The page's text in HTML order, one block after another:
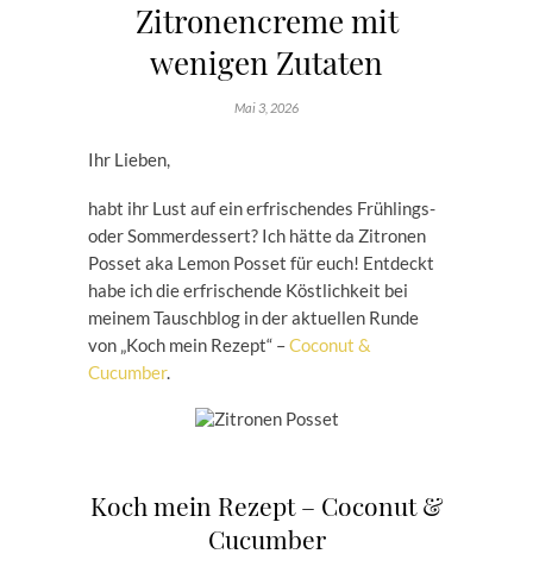
Zitronencreme mit
wenigen Zutaten
Mai 3, 2026
Ihr Lieben,
habt ihr Lust auf ein erfrischendes Frühlings-
oder Sommerdessert? Ich hätte da Zitronen
Posset aka Lemon Posset für euch! Entdeckt
habe ich die erfrischende Köstlichkeit bei
meinem Tauschblog in der aktuellen Runde
von „Koch mein Rezept“ –Coconut &
Cucumber.
Koch mein Rezept – Coconut &
Cucumber